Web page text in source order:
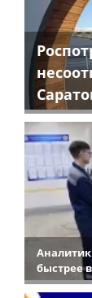
быстрее